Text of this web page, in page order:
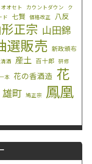
オオセト カウントダウン
ク
ド 七賢 価格改正
八反
正宗 山田錦
選販売 新政頒布
清酒 産土 百十郎 研修
本 花の香酒造 花
雄町 鳩正宗
鳳凰